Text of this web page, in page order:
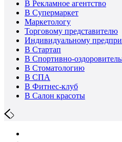
В Рекламное агентство
В Супермаркет
Маркетологу
Торговому представителю
Индивидуальному
В Стартап
В Спортивно-
В Стоматологию
В СПА
В Фитнес-клуб
В Салон красоты